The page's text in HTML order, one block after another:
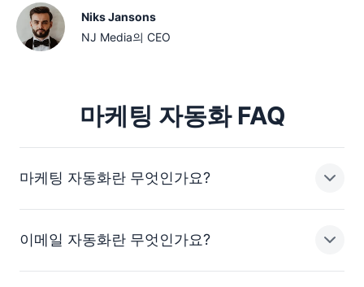
Niks Jansons
NJ Media의 CEO
마케팅 자동화 FAQ
마케팅 자동화란 무엇인가요?
이메일 자동화란 무엇인가요?